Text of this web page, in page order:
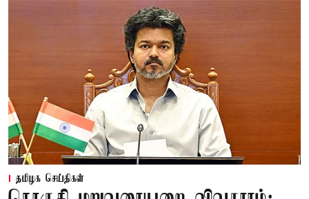
தமிழக செய்திகள்